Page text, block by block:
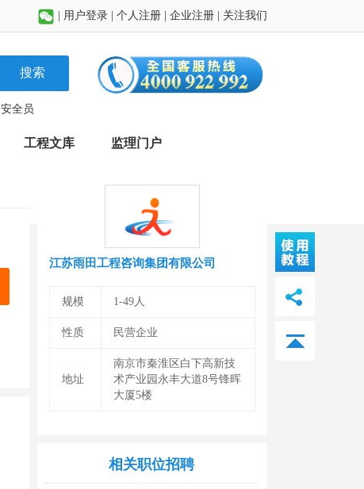
用户登录 个人注册 企业注册 关注我们
搜索
安全员
工程文库 监理门户
江苏雨田工程咨询集团有限公司
规模 1-49人
性质 民营企业
地址
南京市秦淮区白下高新技
术产业园永丰大道8号锋晖
大厦5楼
相关职位招聘